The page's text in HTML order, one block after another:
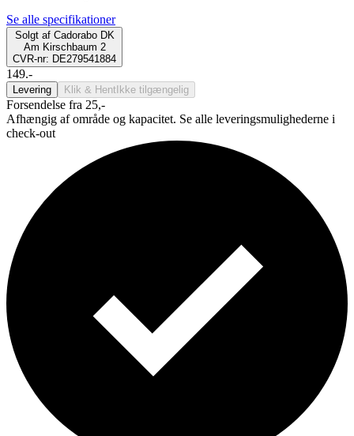
Se alle specifikationer
Solgt af Cadorabo DK
Am Kirschbaum 2
CVR-nr: DE279541884
149.-
Levering Klik & Hent Ikke tilgængelig
Forsendelse fra 25,-
Afhængig af område og kapacitet. Se alle leveringsmulighederne i
check-out